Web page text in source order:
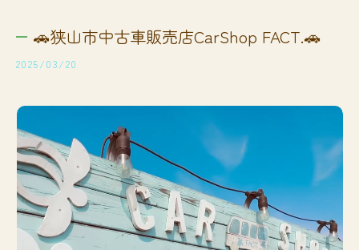
🚗狭山市中古車販売店CarShop FACT.🚗
2025/03/20